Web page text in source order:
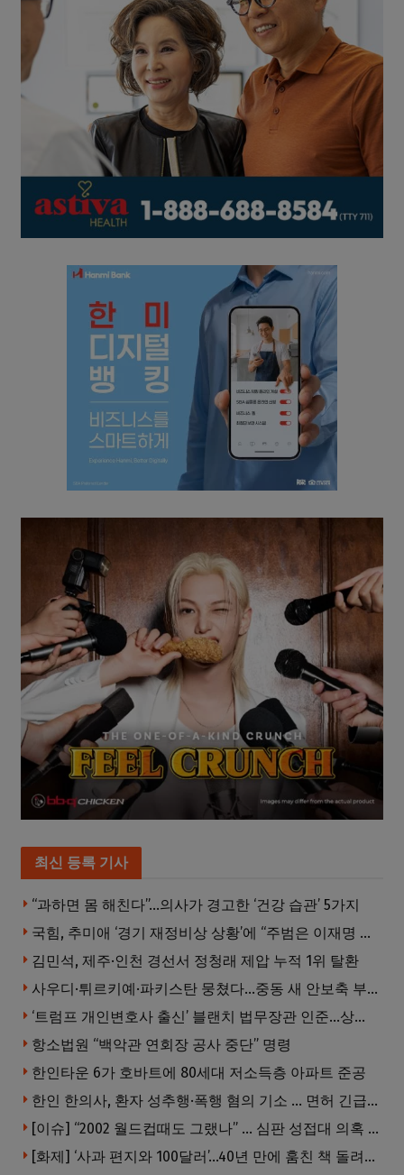
최신 등록 기사
“과하면 몸 해친다”…의사가 경고한 ‘건강 습관’ 5가지
국힘, 추미애 ‘경기 재정비상 상황’에 “주범은 이재명 전 지사”
김민석, 제주·인천 경선서 정청래 제압 누적 1위 탈환
사우디·튀르키예·파키스탄 뭉쳤다…중동 새 안보축 부상하나
‘트럼프 개인변호사 출신’ 블랜치 법무장관 인준…상원 50대49 가결
항소법원 “백악관 연회장 공사 중단” 명령
한인타운 6가 호바트에 80세대 저소득층 아파트 준공
한인 한의사, 환자 성추행·폭행 혐의 기소 … 면허 긴급정지
[이슈] “2002 월드컵때도 그랬나” … 심판 성접대 의혹 해외로 일파만파, 4강 신화까지 불똥
[화제] ‘사과 편지와 100달러’…40년 만에 훔친 책 돌려준 절도범